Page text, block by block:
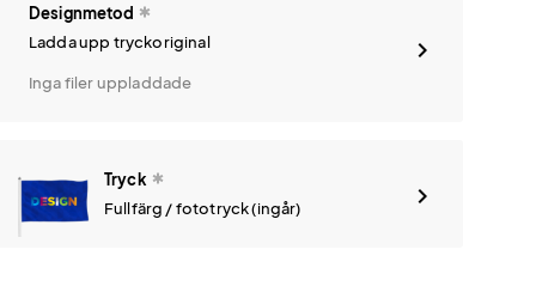
Designmetod
Ladda upp tryckoriginal
Inga filer uppladdade
Tryck
Fullfärg / fototryck (ingår)